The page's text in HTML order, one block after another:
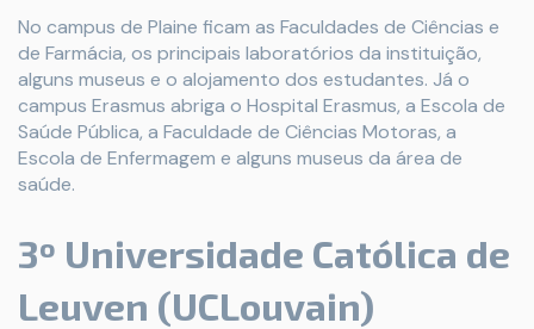
No campus de Plaine ficam as Faculdades de Ciências e
de Farmácia, os principais laboratórios da instituição,
alguns museus e o alojamento dos estudantes. Já o
campus Erasmus abriga o Hospital Erasmus, a Escola de
Saúde Pública, a Faculdade de Ciências Motoras, a
Escola de Enfermagem e alguns museus da área de
saúde.
3º Universidade Católica de
Leuven (UCLouvain)